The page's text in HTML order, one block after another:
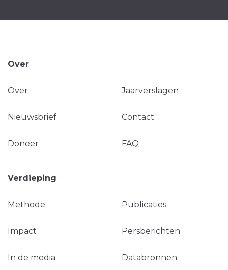
Over
Over Jaarverslagen
Nieuwsbrief Contact
Doneer FAQ
Verdieping
Methode Publicaties
Impact Persberichten
In de media Databronnen